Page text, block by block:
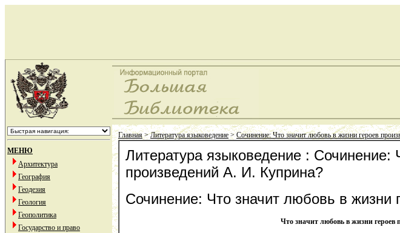
МЕНЮ
Архитектура
География
Геодезия
Геология
Геополитика
Государство и право
Главная>Литература языковедение>Сочинение: Что значит любовь в жизни героев
Литература языковедение : Сочинение:
произведений А. И. Куприна?
Сочинение: Что значит любовь в жизни
Что значит любовь в жизни